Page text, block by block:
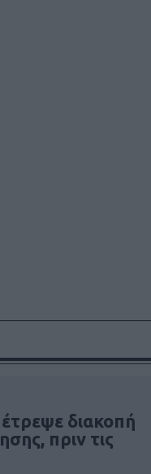
διακοπή
πριν τις